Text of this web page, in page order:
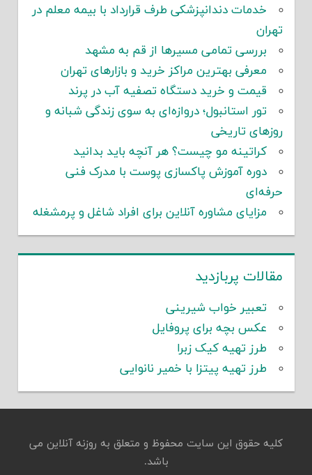
خدمات دندانپزشکی طرف قرارداد با بیمه معلم در
تهران
بررسی تمامی مسیرها از قم به مشهد
معرفی بهترین مراکز خرید و بازارهای تهران
قیمت و خرید دستگاه تصفیه آب در پرند
تور استانبول؛ دروازه‌ای به سوی زندگی شبانه و
روزهای تاریخی
کراتینه مو چیست؟ هر آنچه باید بدانید
دوره آموزش پاکسازی پوست با مدرک فنی
حرفه‌ای
مزایای مشاوره آنلاین برای افراد شاغل و پرمشغله
مقالات پربازدید
تعبیر خواب شیرینی
عکس بچه برای پروفایل
طرز تهیه کیک زبرا
طرز تهیه پیتزا با خمیر نانوایی
کلیه حقوق این سایت محفوظ و متعلق به روزنه آنلاین می
باشد.